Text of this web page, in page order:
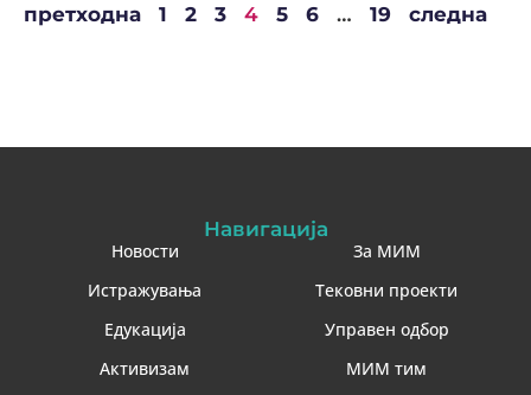
претходна 1 2 3 4 5 6 … 19 следна
Навигација
Новости
Истражувања
Едукација
Активизам
За МИМ
Тековни проекти
Управен одбор
МИМ тим